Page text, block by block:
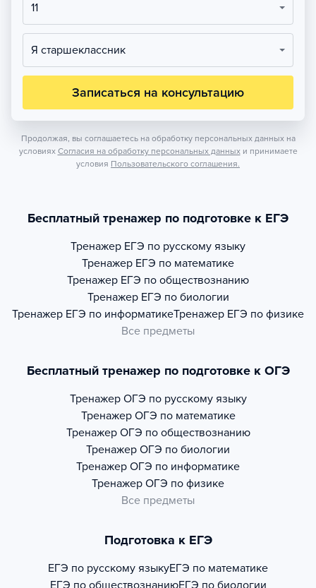
11
Я старшеклассник
Записаться на консультацию
Продолжая, вы соглашаетесь на обработку персональных данных на
условиях Согласия на обработку персональных данных и принимаете
условия Пользовательского соглашения.
Бесплатный тренажер по подготовке к ЕГЭ
Тренажер ЕГЭ по русскому языку
Тренажер ЕГЭ по математике
Тренажер ЕГЭ по обществознанию
Тренажер ЕГЭ по биологии
Тренажер ЕГЭ по информатикеТренажер ЕГЭ по физике
Все предметы
Бесплатный тренажер по подготовке к ОГЭ
Тренажер ОГЭ по русскому языку
Тренажер ОГЭ по математике
Тренажер ОГЭ по обществознанию
Тренажер ОГЭ по биологии
Тренажер ОГЭ по информатике
Тренажер ОГЭ по физике
Все предметы
Подготовка к ЕГЭ
ЕГЭ по русскому языкуЕГЭ по математике
ЕГЭ по обществознаниюЕГЭ по биологии